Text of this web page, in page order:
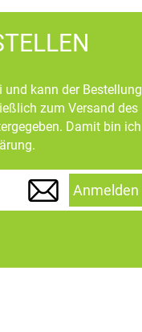
kann der Bestellung
zum Versand des
Damit bin ich
Anmelden